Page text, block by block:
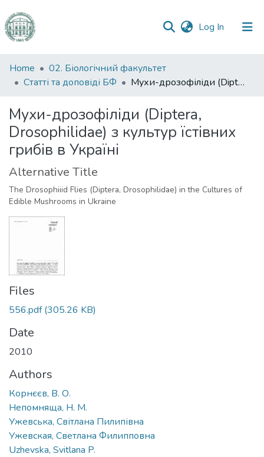
Log In (current)
Communities
&
All of DSpace
Statistics
Home
02. Біологічний факультет
Статті та доповіді БФ
Мухи-дрозофіліди (Diptera, Drosophilidae) з культур їстівних грибів в Україні
Мухи-дрозофіліди (Diptera,
Drosophilidae) з культур їстівних
грибів в Україні
Alternative Title
The Drosophiiid Flies (Diptera, Drosophilidae) in the Cultures of
Edible Mushrooms in Ukraine
Files
556.pdf(305.26 KB)
Date
2010
Authors
Корнєєв, B. О.
Непомняща, Н. М.
Ужевська, Світлана Пилипівна
Ужевская, Светлана Филипповна
Uzhevska, Svitlana P.